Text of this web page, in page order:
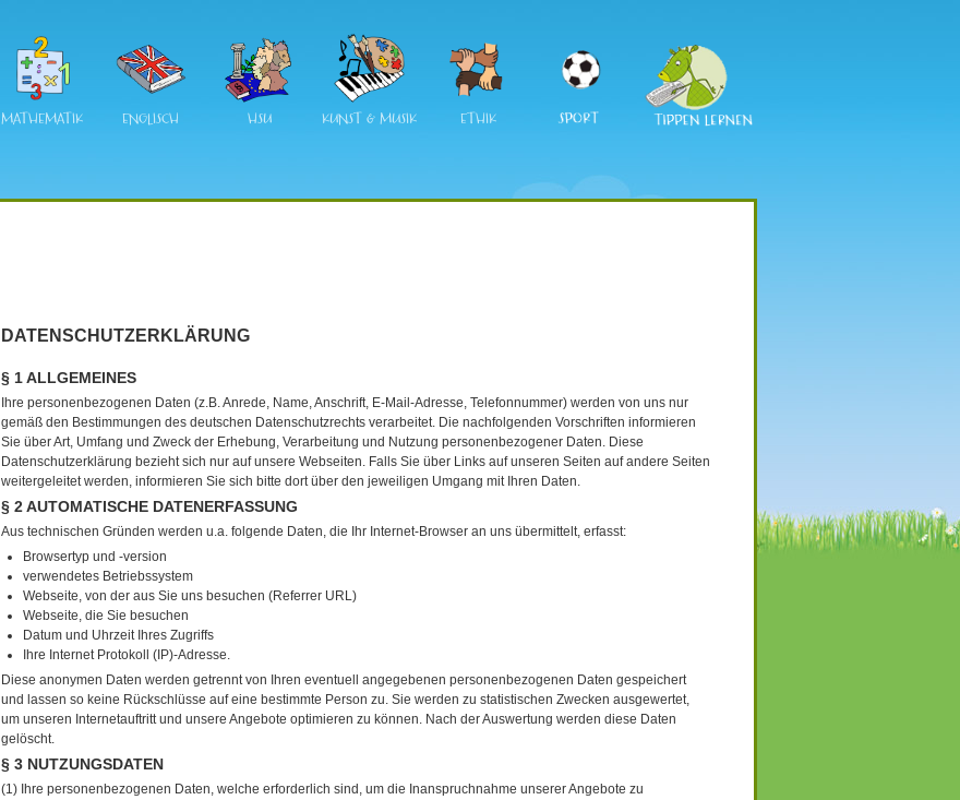
MATHEMATIK ENGLISCH HSU KUNST & MUSIK ETHIK
DATENSCHUTZERKLÄRUNG
§ 1 ALLGEMEINES
Ihre personenbezogenen Daten (z.B. Anrede, Name, Anschrift, E-Mail-Adresse, Telefonnummer) werden von uns nur
gemäß den Bestimmungen des deutschen Datenschutzrechts verarbeitet. Die nachfolgenden Vorschriften informieren
Sie über Art, Umfang und Zweck der Erhebung, Verarbeitung und Nutzung personenbezogener Daten. Diese
Datenschutzerklärung bezieht sich nur auf unsere Webseiten. Falls Sie über Links auf unseren Seiten auf andere Seiten
weitergeleitet werden, informieren Sie sich bitte dort über den jeweiligen Umgang mit Ihren Daten.
§ 2 AUTOMATISCHE DATENERFASSUNG
Aus technischen Gründen werden u.a. folgende Daten, die Ihr Internet-Browser an uns übermittelt, erfasst:
Browsertyp und -version
verwendetes Betriebssystem
Webseite, von der aus Sie uns besuchen (Referrer URL)
Webseite, die Sie besuchen
Datum und Uhrzeit Ihres Zugriffs
Ihre Internet Protokoll (IP)-Adresse.
Diese anonymen Daten werden getrennt von Ihren eventuell angegebenen personenbezogenen Daten gespeichert
und lassen so keine Rückschlüsse auf eine bestimmte Person zu. Sie werden zu statistischen Zwecken ausgewertet,
um unseren Internetauftritt und unsere Angebote optimieren zu können. Nach der Auswertung werden diese Daten
gelöscht.
§ 3 NUTZUNGSDATEN
(1) Ihre personenbezogenen Daten, welche erforderlich sind, um die Inanspruchnahme unserer Angebote zu